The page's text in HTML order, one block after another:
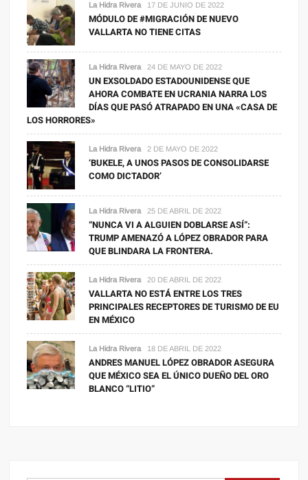
La Hidra Rivera 17 DE JUNIO DE 2022
MÓDULO DE #MIGRACIÓN DE NUEVO
VALLARTA NO TIENE CITAS
La Hidra Rivera 24 DE MAYO DE 2022
UN EXSOLDADO ESTADOUNIDENSE QUE
AHORA COMBATE EN UCRANIA NARRA LOS
DÍAS QUE PASÓ ATRAPADO EN UNA «CASA DE
LOS HORRORES»
La Hidra Rivera 2 DE MAYO DE 2022
‘BUKELE, A UNOS PASOS DE CONSOLIDARSE
COMO DICTADOR’
La Hidra Rivera 25 DE ABRIL DE 2022
“NUNCA VI A ALGUIEN DOBLARSE ASÍ”:
TRUMP AMENAZÓ A LÓPEZ OBRADOR PARA
QUE BLINDARA LA FRONTERA.
La Hidra Rivera 20 DE ABRIL DE 2022
VALLARTA NO ESTÁ ENTRE LOS TRES
PRINCIPALES RECEPTORES DE TURISMO DE EU
EN MÉXICO
La Hidra Rivera 18 DE ABRIL DE 2022
ANDRES MANUEL LÓPEZ OBRADOR ASEGURA
QUE MÉXICO SEA EL ÚNICO DUEÑO DEL ORO
BLANCO “LITIO”